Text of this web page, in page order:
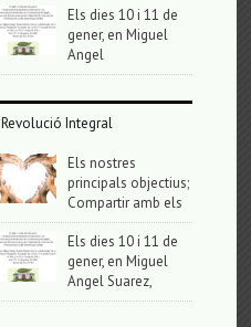
Els dies 10 i 11 de
gener, en Miguel
Angel
Revolució Integral
Els nostres
principals objectius;
Compartir amb els
Els dies 10 i 11 de
gener, en Miguel
Angel Suarez,